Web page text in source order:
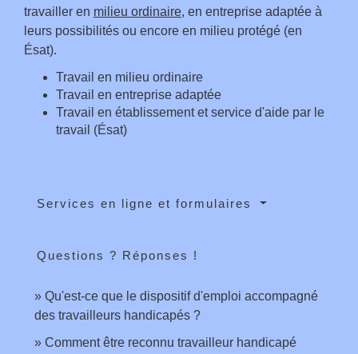
travailler en milieu ordinaire, en entreprise adaptée à
leurs possibilités ou encore en milieu protégé (en
Ésat).
Travail en milieu ordinaire
Travail en entreprise adaptée
Travail en établissement et service d'aide par le
travail (Ésat)
Services en ligne et formulaires
Questions ? Réponses !
Qu'est-ce que le dispositif d'emploi accompagné
des travailleurs handicapés ?
Comment être reconnu travailleur handicapé